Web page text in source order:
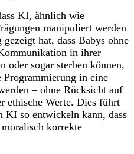
KI, ähnlich wie
manipuliert werden
hat, dass Babys ohne
in ihrer
oder sogar sterben können,
in eine
– ohne Rücksicht auf
ethische Werte. Dies führt
KI so entwickeln kann, dass
korrekte